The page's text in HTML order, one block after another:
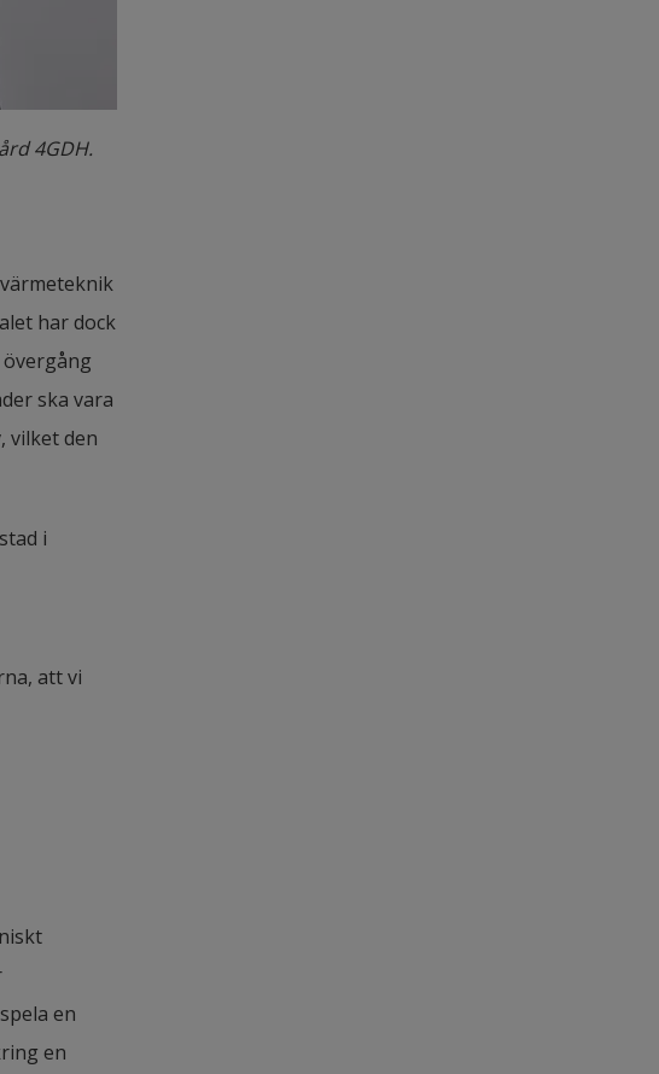
4GDH.
har dock
ska vara
vilket den
i
att vi
en
en